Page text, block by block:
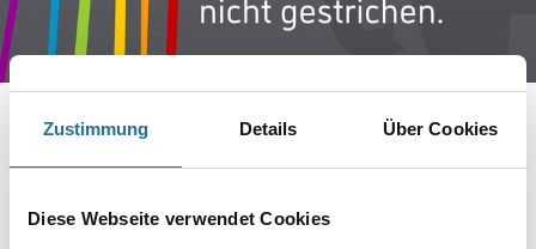
Zustimmung Details Über Cookies
Diese Webseite verwendet Cookies
EIN KLEINER ZWISCHENFALL
IST AUFGETRETEN